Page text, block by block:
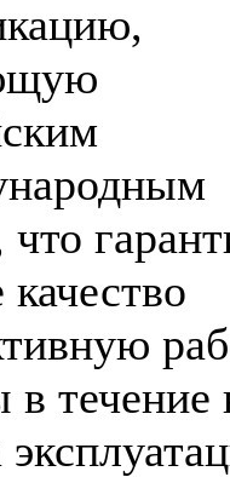
в течение